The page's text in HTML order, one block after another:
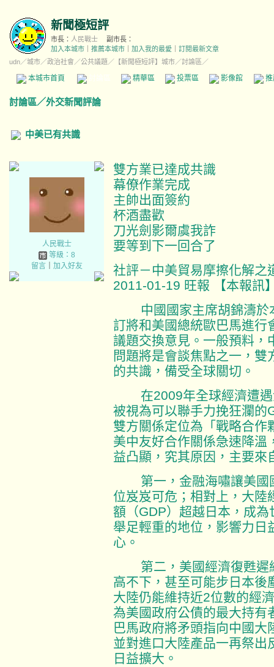
新聞極短評
市長： 人民戰士
副市長：
加入本城市
推薦本城市 加入我的最愛
訂閱最新文章
udn／城市／政治社會 ／公共議題 ／ 【新聞極短評】城市／討論區／
本城市首頁 精華區 投票區 影像館
討論區／外交新聞評論
中美已有共識
人民戰士
等級：8
留言｜ 加入好友
雙方業已達成共識
幕僚作業完成
主帥出面簽約
杯酒盡歡
刀光劍影爾虞我詐
要等到下一回合了
社評－中美貿易摩擦化解之
2011-01-19 旺報 【本報訊
中國國家主席胡錦濤於
訂將和美國總統歐巴馬進行
議題交換意見。一般預料，
問題將是會談焦點之一，
的共識，備受全球關切。
在2009年全球經濟遭遇
被視為可以聯手力挽狂瀾的
雙方關係定位為「戰略合作
美中友好合作關係急速降溫
益凸顯，究其原因，主要來
第一，金融海嘯讓美國
位岌岌可危；相對上，大陸
額（GDP）超越日本，成
舉足輕重的地位，影響力日
心。
第二，美國經濟復甦遲
高不下，甚至可能步日本後
大陸仍能維持近2位數的經
為美國政府公債的最大持有
巴馬政府將矛頭指向中國
並對進口大陸產品一再祭出
日益擴大。